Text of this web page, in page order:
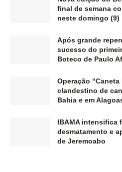
final de semana
neste domingo (9)
Após grande
sucesso do
Boteco de Paulo
Operação
clandestino de
Bahia e em
IBAMA intensifica
desmatamento e
de Jeremoabo